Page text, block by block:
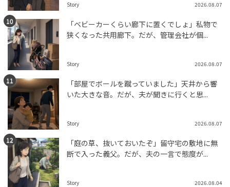
Story 2026.08.07
「ベビーカーくらい廊下に置くでしょ」私物で
狭くなった共用廊下。だが、管理会社が個...
Story 2026.08.07
「部屋でボールを蹴っていました」天井から響
いた大きな音。だが、夫が聞きに行くと思...
Story 2026.08.07
「庭の草、抜いておいたぞ」留守宅の敷地に無
断で入った義父。だが、夫の一言で態度が...
Story 2026.08.04